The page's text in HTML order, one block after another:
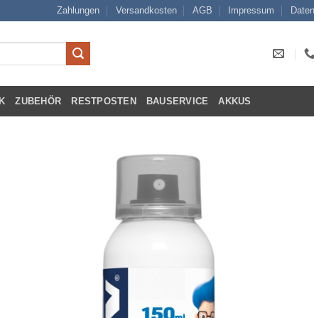
Zahlungen Versandkosten AGB Impressum
ZUBEHÖR RESTPOSTEN BAUSERVICE AKKUS